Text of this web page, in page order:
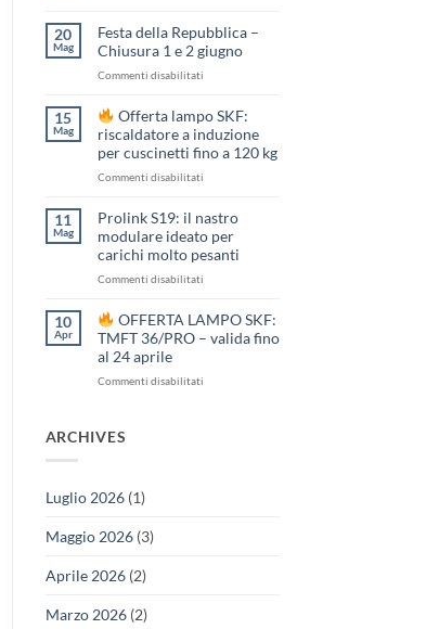
Estive
20
Mag
Festa della Repubblica –
Chiusura 1 e 2 giugno
Commenti disabilitatisu
della
Repubblica
–
Chiusura
1
15
Mag
Offerta lampo SKF:
riscaldatore a induzione
per cuscinetti fino a 120 kg
Commenti disabilitatisu
Offerta
lampo
SKF:
riscaldatore
a
per
cuscinetti
120
11
Mag
Prolink S19: il nastro
modulare ideato per
carichi molto pesanti
Commenti disabilitatisu
S19:
il
nastro
ideato
10
Apr
OFFERTA LAMPO SKF:
TMFT 36/PRO – valida fino
al 24 aprile
Commenti disabilitatisu
ARCHIVES
Luglio 2026(1)
Maggio 2026(3)
Aprile 2026(2)
Marzo 2026(2)